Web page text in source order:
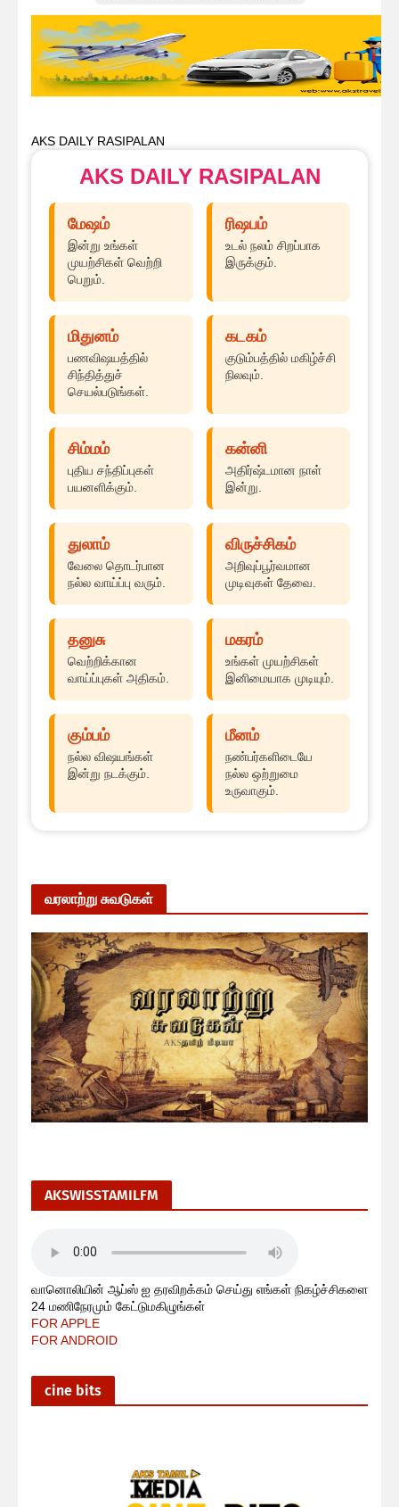
AKS DAILY RASIPALAN
AKS DAILY RASIPALAN
மேஷம்
இன்று உங்கள்
முயற்சிகள் வெற்றி
பெறும்.
ரிஷபம்
உடல் நலம் சிறப்பாக
இருக்கும்.
மிதுனம்
பணவிஷயத்தில்
சிந்தித்துச்
செயல்படுங்கள்.
கடகம்
குடும்பத்தில் மகிழ்ச்சி
நிலவும்.
சிம்மம்
புதிய சந்திப்புகள்
பயனளிக்கும்.
கன்னி
அதிர்ஷ்டமான நாள்
இன்று.
துலாம்
வேலை தொடர்பான
நல்ல வாய்ப்பு வரும்.
விருச்சிகம்
அறிவுப்பூர்வமான
முடிவுகள் தேவை.
தனுசு
வெற்றிக்கான
வாய்ப்புகள் அதிகம்.
மகரம்
உங்கள் முயற்சிகள்
இனிமையாக முடியும்.
கும்பம்
நல்ல விஷயங்கள்
இன்று நடக்கும்.
மீனம்
நண்பர்களிடையே
நல்ல ஒற்றுமை
உருவாகும்.
வரலாற்று சுவடுகள்
AKSWISSTAMILFM
வானொலியின் ஆப்ஸ் ஐ தரவிறக்கம் செய்து எங்கள் நிகழ்ச்சிகளை
24 மணிநேரமும் கேட்டுமகிழுங்கள்
FOR APPLE
FOR ANDROID
cine bits